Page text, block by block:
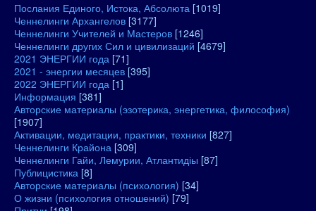
Послания Единого, Истока, Абсолюта [1019]
Ченнелинги Архангелов [3177]
Ченнелинги Учителей и Мастеров [1246]
Ченнелинги других Сил и цивилизаций [4679]
2021 ЭНЕРГИИ года [71]
2021 - энергии месяцев [395]
2022 ЭНЕРГИИ года [1]
Информация [381]
Авторские материалы (эзотерика, энергетика, философия)
[1907]
Активации, медитации, практики, техники [827]
Ченнелинги Крайона [309]
Ченнелинги Гайи, Лемурии, Атлантидіы [87]
Публицистика [8]
Авторские материалы (психология) [34]
О жизни (психология отношений) [79]